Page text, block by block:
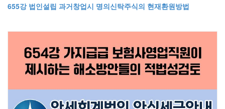
655강 법인설립 과거창업시 명의신탁주식의 현재환원방법